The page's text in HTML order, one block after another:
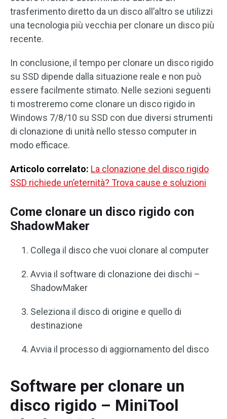
trasferimento diretto da un disco all’altro se utilizzi
una tecnologia più vecchia per clonare un disco più
recente.
In conclusione, il tempo per clonare un disco rigido
su SSD dipende dalla situazione reale e non può
essere facilmente stimato. Nelle sezioni seguenti
ti mostreremo come clonare un disco rigido in
Windows 7/8/10 su SSD con due diversi strumenti
di clonazione di unità nello stesso computer in
modo efficace.
Articolo correlato: La clonazione del disco rigido
SSD richiede un’eternità? Trova cause e soluzioni
Come clonare un disco rigido con
ShadowMaker
Collega il disco che vuoi clonare al computer
Avvia il software di clonazione dei dischi –
ShadowMaker
Seleziona il disco di origine e quello di
destinazione
Avvia il processo di aggiornamento del disco
Software per clonare un
disco rigido – MiniTool